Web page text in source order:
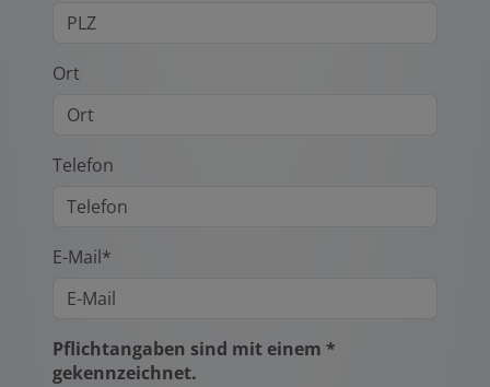
Ort
Telefon
E-Mail*
Pflichtangaben sind mit einem *
gekennzeichnet.